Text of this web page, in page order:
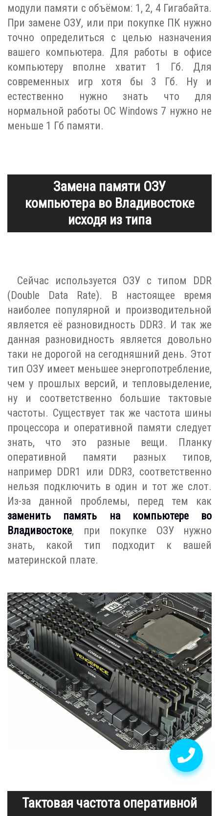
модули памяти с объёмом: 1, 2, 4 Гигабайта.
При замене ОЗУ, или при покупке ПК нужно
точно определиться с целью назначения
вашего компьютера. Для работы в офисе
компьютеру вполне хватит 1 Гб. Для
современных игр хотя бы 3 Гб. Ну и
естественно нужно знать что для
нормальной работы ОС Windows 7 нужно не
меньше 1 Гб памяти.
Замена памяти ОЗУ
компьютера во Владивостоке
исходя из типа
Сейчас используется ОЗУ с типом DDR
(Double Data Rate). В настоящее время
наиболее популярной и производительной
является её разновидность DDR3. И так же
данная разновидность является довольно
таки не дорогой на сегодняшний день. Этот
тип ОЗУ имеет меньшее энергопотребление,
чем у прошлых версий, и тепловыделение,
ну и соответственно большие тактовые
частоты. Существует так же частота шины
процессора и оперативной памяти следует
знать, что это разные вещи. Планку
оперативной памяти разных типов,
например DDR1 или DDR3, соответственно
нельзя подключить в один и тот же слот.
Из-за данной проблемы, перед тем как
заменить память на компьютере во
Владивостоке, при покупке ОЗУ нужно
знать, какой тип подходит к вашей
материнской плате.
Тактовая частота оперативной